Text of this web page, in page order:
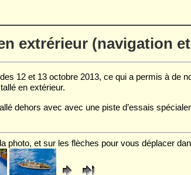
extrérieur (navigation
12 et 13 octobre 2013, ce qui a permis à de
en extérieur.
dehors avec avec une piste d’essais
photo, et sur les flèches pour vous déplacer